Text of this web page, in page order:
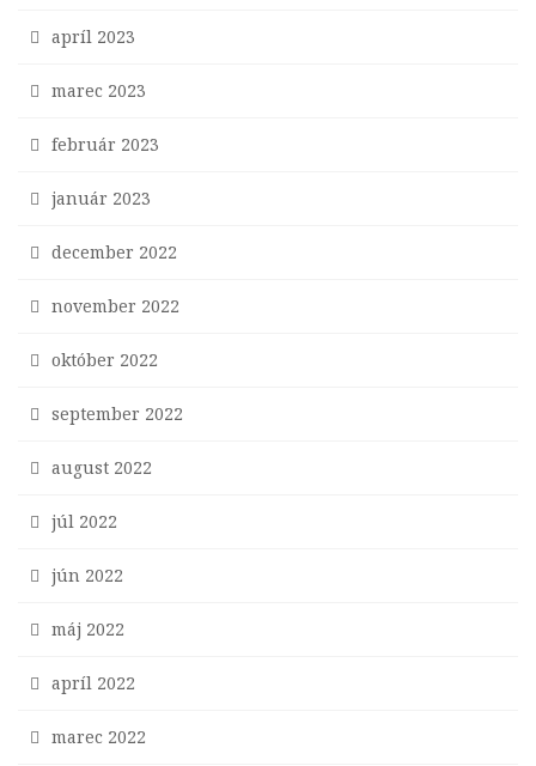
apríl 2023
marec 2023
február 2023
január 2023
december 2022
november 2022
október 2022
september 2022
august 2022
júl 2022
jún 2022
máj 2022
apríl 2022
marec 2022